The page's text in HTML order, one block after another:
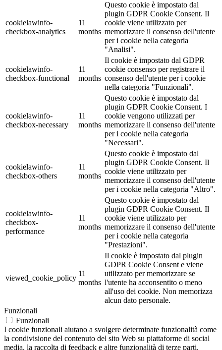
cookielawinfo-
checkbox-analytics
11
months
Questo cookie è impostato dal
plugin GDPR Cookie Consent. Il
cookie viene utilizzato per
memorizzare il consenso dell'utente
per i cookie nella categoria
"Analisi".
cookielawinfo-
checkbox-functional
11
months
Il cookie è impostato dal GDPR
cookie consenso per registrare il
consenso dell'utente per i cookie
nella categoria "Funzionali".
cookielawinfo-
checkbox-necessary
11
months
Questo cookie è impostato dal
plugin GDPR Cookie Consent. I
cookie vengono utilizzati per
memorizzare il consenso dell'utente
per i cookie nella categoria
"Necessari".
cookielawinfo-
checkbox-others
11
months
Questo cookie è impostato dal
plugin GDPR Cookie Consent. Il
cookie viene utilizzato per
memorizzare il consenso dell'utente
per i cookie nella categoria "Altro".
cookielawinfo-
checkbox-
performance
11
months
Questo cookie è impostato dal
plugin GDPR Cookie Consent. Il
cookie viene utilizzato per
memorizzare il consenso dell'utente
per i cookie nella categoria
"Prestazioni".
viewed_cookie_policy
11
months
Il cookie è impostato dal plugin
GDPR Cookie Consent e viene
utilizzato per memorizzare se
l'utente ha acconsentito o meno
all'uso dei cookie. Non memorizza
alcun dato personale.
Funzionali
Funzionali
I cookie funzionali aiutano a svolgere determinate funzionalità come
la condivisione del contenuto del sito Web su piattaforme di social
media, la raccolta di feedback e altre funzionalità di terze parti.